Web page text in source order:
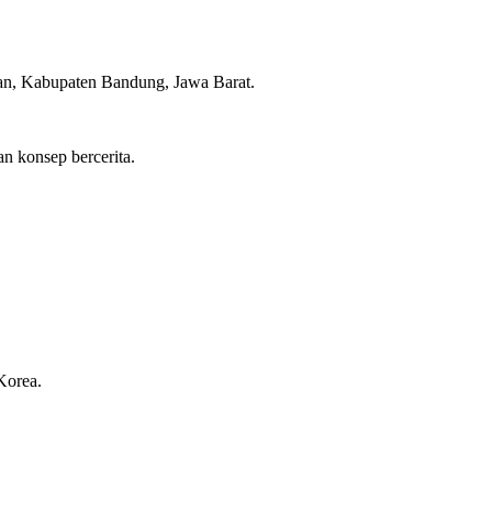
Kabupaten Bandung, Jawa Barat.
konsep bercerita.